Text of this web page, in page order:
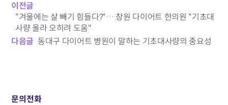
이전글
"겨울에는 살 빼기 힘들다?"… 창원 다이어트 한의원 "기초대
사량 올라 오히려 도움"
다음글 동대구 다이어트 병원이 말하는 기초대사량의 중요성
문의전화